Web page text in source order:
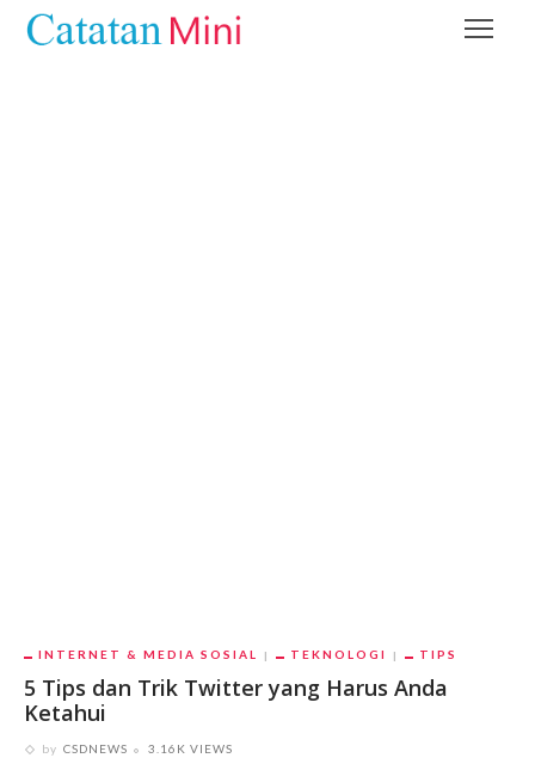
INTERNET & MEDIA SOSIAL TEKNOLOGI TIPS
5 Tips dan Trik Twitter yang Harus Anda
Ketahui
by CSDNEWS 3.16K VIEWS